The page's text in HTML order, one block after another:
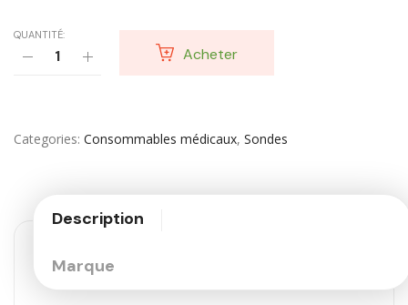
QUANTITÉ:
Acheter
Categories Consommables médicaux, Sondes
Description
Marque